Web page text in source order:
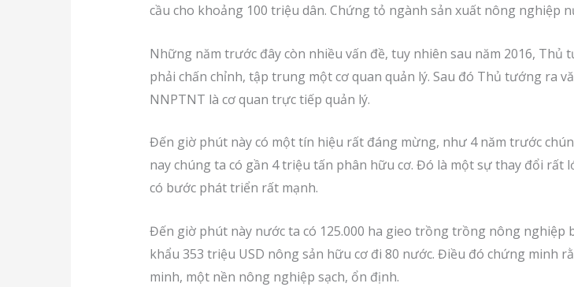
cầu cho khoảng 100 triệu dân. Chứng tỏ ngành sản xuất nông nghiệp
Những năm trước đây còn nhiều vấn đề, tuy nhiên sau năm 2016, Thủ
phải chấn chỉnh, tập trung một cơ quan quản lý. Sau đó Thủ tướng ra
NNPTNT là cơ quan trực tiếp quản lý.
Đến giờ phút này có một tín hiệu rất đáng mừng, như 4 năm trước
nay chúng ta có gần 4 triệu tấn phân hữu cơ. Đó là một sự thay đổi
có bước phát triển rất mạnh.
Đến giờ phút này nước ta có 125.000 ha gieo trồng trồng nông
khẩu 353 triệu USD nông sản hữu cơ đi 80 nước. Điều đó chứng minh
minh, một nền nông nghiệp sạch, ổn định.